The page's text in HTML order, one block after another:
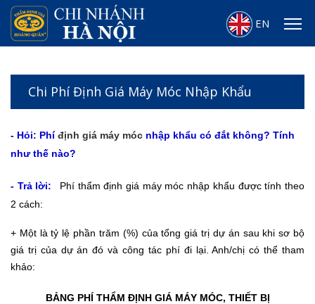
EN
Chi Phí Định Giá Máy Móc Nhập Khẩu
- Hỏi: Phíđịnh giá máy móc nhập khẩu có đắt không? Tính
như thế nào?
- Trả lời:
Phí thẩm định giá máy móc nhập khẩu được tính theo
2 cách:
+ Một là tỷ lệ phần trăm (%) của tổng giá trị dự án sau khi sơ bộ
giá trị của dự án đó và công tác phí đi lại. Anh/chị có thể tham
khảo:
BẢNG PHÍ THẨM ĐỊNH GIÁ MÁY MÓC, THIẾT BỊ